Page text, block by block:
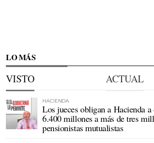
LO MÁS
VISTO ACTUAL
HACIENDA
Los jueces obligan a Hacienda a
6.400 millones a más de tres
pensionistas mutualistas